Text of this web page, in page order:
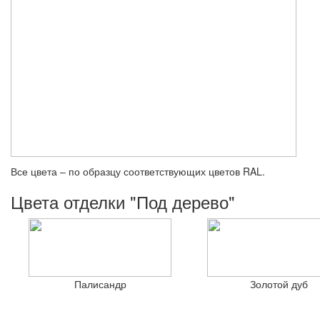
Все цвета – по образцу соответствующих цветов RAL.
Цвета отделки "Под дерево"
Палисандр Золотой дуб